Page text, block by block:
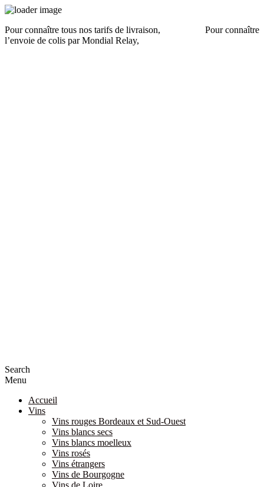
Pour connaître tous nos tarifs de livraison,
Pour connaître
l’envoie de colis par Mondial Relay,
Search
Menu
Accueil
Vins
Vins rouges Bordeaux et Sud-Ouest
Vins blancs secs
Vins blancs moelleux
Vins rosés
Vins étrangers
Vins de Bourgogne
Vins de Loire